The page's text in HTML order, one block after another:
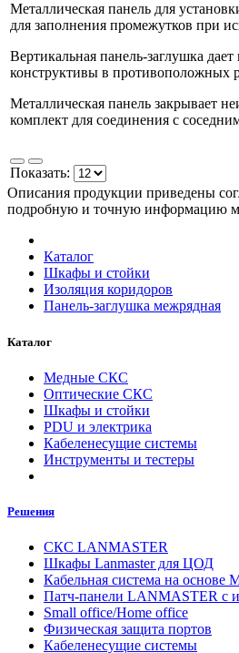
Металлическая панель для
для заполнения промежутков при
Вертикальная панель-заглушка
конструктивы в противоположных
Металлическая панель закрывает
комплект для соединения с
Показать:
Описания продукции приведены
подробную и точную информацию
Каталог
Шкафы и стойки
Изоляция коридоров
Панель-заглушка межрядная
Каталог
Медные СКС
Оптические СКС
Шкафы и стойки
PDU и электрика
Кабеленесущие системы
Инструменты и тестеры
Решения
СКС LANMASTER
Шкафы Lanmaster для ЦОД
Кабельная система на основе
Патч-панели LANMASTER с
Small office/Home office
Физическая защита портов
Кабеленесущие системы